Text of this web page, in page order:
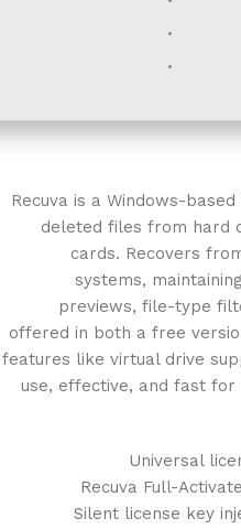
Recuva is a Windows-
deleted files from hard
cards. Recovers
systems,
previews, file-type
offered in both a free
features like virtual drive
use, effective, and fast
Universal
Recuva Full-
Silent license key